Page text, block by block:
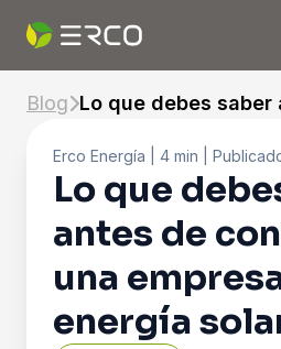
Blog Lo que debes
Erco Energía | 4 min |
Lo que
antes de
una
energía